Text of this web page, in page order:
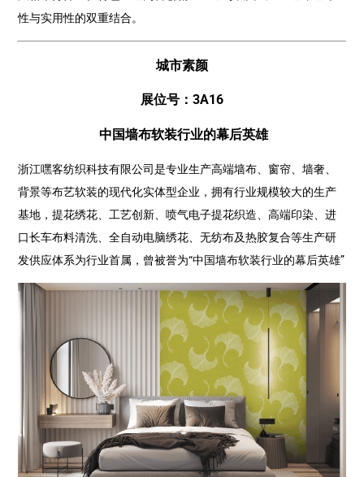
性与实用性的双重结合。
城市素颜
展位号：3A16
中国墙布软装行业的幕后英雄
浙江嘿客纺织科技有限公司是专业生产高端墙布、窗帘、墙奢、
背景等布艺软装的现代化实体型企业，拥有行业规模较大的生产
基地，提花绣花、工艺创新、喷气电子提花织造、高端印染、进
口长车布料清洗、全自动电脑绣花、无纺布及热胶复合等生产研
发供应体系为行业首属，曾被誉为“中国墙布软装行业的幕后英雄”